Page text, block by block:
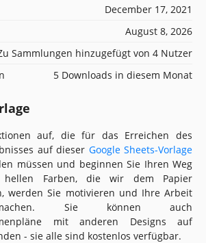
December 17, 2021
August 8, 2026
Sammlungen hinzugefügt von 4 Nutzer
5 Downloads in diesem Monat
auf, die für das Erreichen des
auf dieser Google Sheets-Vorlage
müssen und beginnen Sie Ihren Weg
Farben, die wir dem Papier
werden Sie motivieren und Ihre Arbeit
Sie können auch
mit anderen Designs auf
- sie alle sind kostenlos verfügbar.